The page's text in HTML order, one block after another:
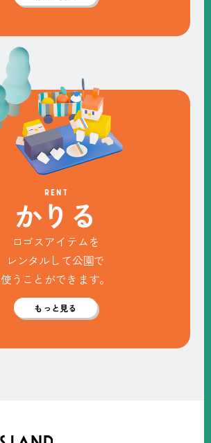
RENT
かり る
ロゴスアイテムを
レンタルして公園で
使うことができます。
もっと見る